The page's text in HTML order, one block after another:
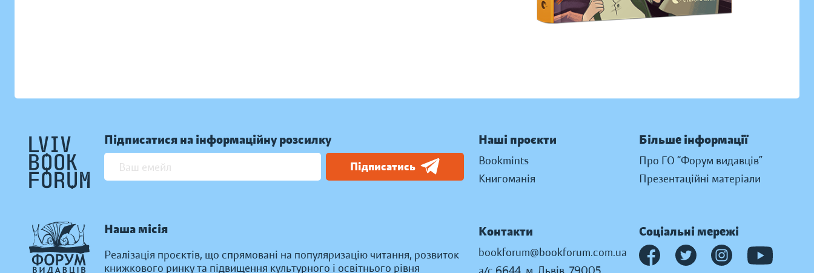
Підписатися на інформаційну розсилку
Підписатись
Наша місія
Реалізація проєктів, що спрямовані на популяризацію читання, розвиток
книжкового ринку та підвищення культурного і освітнього рівня
Наші проєкти
Bookmints
Книгоманія
Більше інформації
Про ГО “Форум видавців”
Презентаційні матеріали
Контакти
bookforum@bookforum.com.ua
Соціальні мережі